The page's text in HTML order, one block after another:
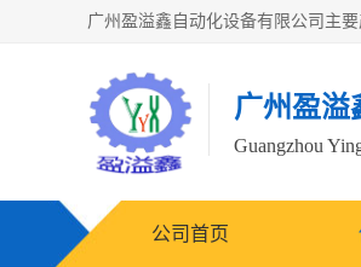
广州盈溢
Guangzhou
公司首页